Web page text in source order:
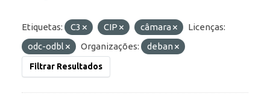
Etiquetas: C3 CIP câmara
Licenças:
odc-odbl
Organizações: deban
Filtrar Resultados